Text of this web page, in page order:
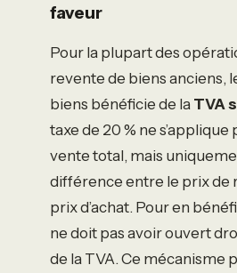
faveur
Pour la plupart des
revente de biens anciens,
biens bénéficie de la TVA
taxe de 20 % ne s’applique
vente total, mais
différence entre le prix de
prix d’achat. Pour en
ne doit pas avoir ouvert
de la TVA. Ce mécanisme